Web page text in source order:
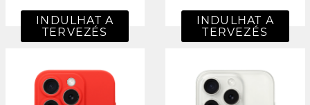
INDULHAT A
TERVEZÉS
INDULHAT A
TERVEZÉS